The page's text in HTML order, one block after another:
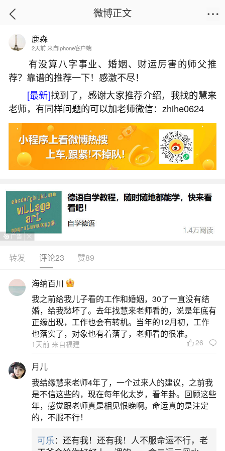
首页
二月二龙抬头土地庙的风俗
2026-07-08 13:57:10 19 1 赞
生活中像二月二龙抬头土地庙的风俗都是很常
见的问题，但是小问题不注意可能会引起大麻烦，
下面就这个问题给大家做一些解读：
一、二月二龙抬头要拜神吗
因此，在二月二这一天，人们会前往土地庙烧
香祭祀，祈求土地公保佑家宅平安、五谷丰登。有
的地方还会举办“土地会”的习俗，通过集体祭祀的方
公外，二月二龙抬头这一天，人们还会拜龙王。龙
在中国文化中是祥瑞的象征，更是掌管水域、降雨
与农业丰收的神灵。在古代农业社会，降雨
二、龙抬头的日子能烧香拜佛吗？
此外，剪头发也是二月二龙抬头的一个习俗，
人们认为在这一天剪头发可以带来好运，如鸿运当
头、福星高照、兴风布雨等。总的来说，二月二龙
抬头这一天有着丰富的习俗和寓意，人们通过这些
活动和食物来祈求新的一年平安顺利、财源滚滚。
微博正文
鹿森
2天前 来自iphone客户端
有没算八字事业、婚姻、财运厉害的师父推
荐？靠谱的推荐一下！感激不尽！
[最新]找到了，感谢大家推荐介绍，我找的慧来
老师，有同样问题的可以加老师微信：zhihe0624
转发 评论23 赞89
海纳百川
我之前给我儿子看的工作和婚姻，30了一直没有结
婚，给我愁坏了。去年找慧来老师看的，说是年底有
正缘出现，工作也会有转机。当年的12月初，工作
也落实了，对象也有着落了，老师看的很准。
1天前 来自福建 26
月儿
我结缘慧来老师4年了，一个过来人的建议，之前我
是不信这些的，现在每年化太岁，看年卦。回顾这些
年，感觉跟老师真是相见恨晚啊。命运真的是注定
的，不服不行！
可乐：还有我！还有我！人不服命运不行，老